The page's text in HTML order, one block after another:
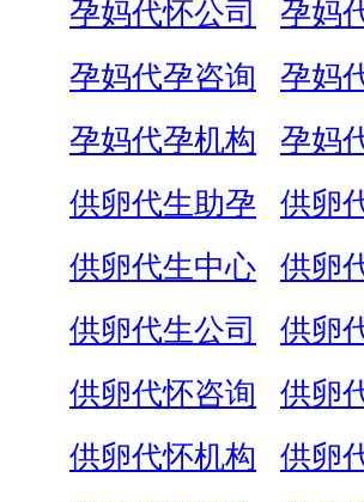
孕妈代怀公司
孕妈
孕妈代孕咨询
孕妈
孕妈代孕机构
孕妈
供卵代生助孕
供卵
供卵代生中心
供卵
供卵代生公司
供卵
供卵代怀咨询
供卵
供卵代怀机构
供卵